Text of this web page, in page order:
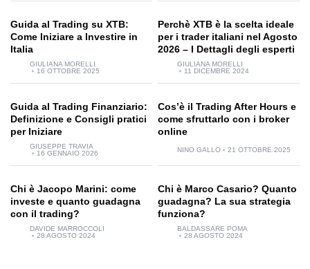
Guida al Trading su XTB:
Come Iniziare a Investire in
Italia
GIULIANA MORELLI
16 OTTOBRE 2025
Perchè XTB è la scelta ideale
per i trader italiani nel Agosto
2026 – I Dettagli degli esperti
GIULIANA MORELLI
11 DICEMBRE 2024
Guida al Trading Finanziario:
Definizione e Consigli pratici
per Iniziare
GIUSEPPE TRAVIA
16 GENNAIO 2026
Cos’è il Trading After Hours e
come sfruttarlo con i broker
online
NINO GALLO 21 OTTOBRE 2025
Chi è Jacopo Marini: come
investe e quanto guadagna
con il trading?
DAVIDE MARROCCOLI
28 AGOSTO 2024
Chi è Marco Casario? Quanto
guadagna? La sua strategia
funziona?
BALDASSARE POMA
28 AGOSTO 2024